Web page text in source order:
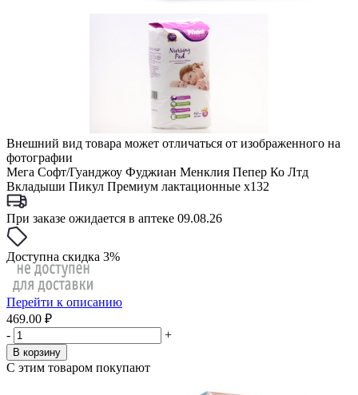
Внешний вид товара может отличаться от изображенного на
фотографии
Мега Софт/Гуанджоу Фуджиан Менклия Пепер Ко Лтд
Вкладыши Пикул Премиум лактационные x132
При заказе ожидается в аптеке 09.08.26
Доступна скидка 3%
Перейти к описанию
469.00 ₽
-
+
В корзину
С этим товаром покупают